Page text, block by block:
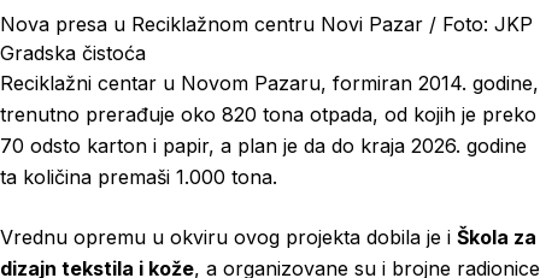
Nova presa u Reciklažnom centru Novi Pazar / Foto: JKP
Gradska čistoća
Reciklažni centar u Novom Pazaru, formiran 2014. godine,
trenutno prerađuje oko 820 tona otpada, od kojih je preko
70 odsto karton i papir, a plan je da do kraja 2026. godine
ta količina premaši 1.000 tona.
Vrednu opremu u okviru ovog projekta dobila je i Škola za
dizajn tekstila i kože, a organizovane su i brojne radionice